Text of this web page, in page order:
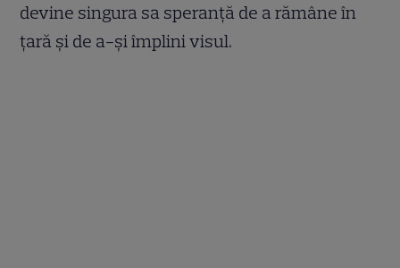
devine singura sa speranță de a rămâne în
țară și de a-și împlini visul.